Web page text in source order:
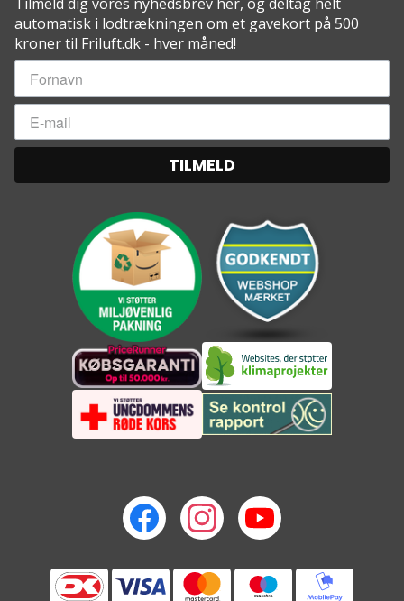
Tilmeld dig vores nyhedsbrev her, og deltag helt
automatisk i lodtrækningen om et gavekort på 500
kroner til Friluft.dk - hver måned!
TILMELD